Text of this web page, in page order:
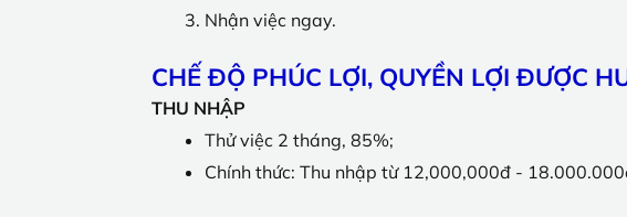
Nhận việc ngay.
CHẾ ĐỘ PHÚC LỢI, QUYỀN LỢI ĐƯỢC
THU NHẬP
Thử việc 2 tháng, 85%;
Chính thức: Thu nhập từ 12,000,000đ -